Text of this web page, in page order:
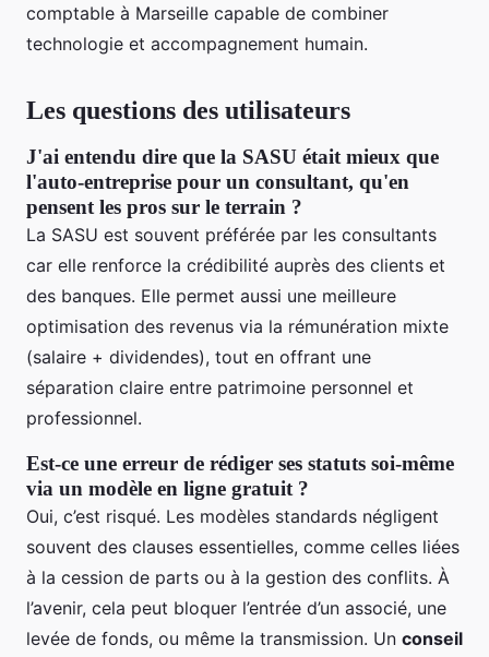
comptable à Marseille capable de combiner
technologie et accompagnement humain.
Les questions des utilisateurs
J'ai entendu dire que la SASU était mieux que
l'auto-entreprise pour un consultant, qu'en
pensent les pros sur le terrain ?
La SASU est souvent préférée par les consultants
car elle renforce la crédibilité auprès des clients et
des banques. Elle permet aussi une meilleure
optimisation des revenus via la rémunération mixte
(salaire + dividendes), tout en offrant une
séparation claire entre patrimoine personnel et
professionnel.
Est-ce une erreur de rédiger ses statuts soi-même
via un modèle en ligne gratuit ?
Oui, c’est risqué. Les modèles standards négligent
souvent des clauses essentielles, comme celles liées
à la cession de parts ou à la gestion des conflits. À
l’avenir, cela peut bloquer l’entrée d’un associé, une
levée de fonds, ou même la transmission. Un conseil